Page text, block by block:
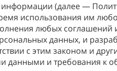
(далее —
использования им
любых
данных, и
с этим законом и
и требования к